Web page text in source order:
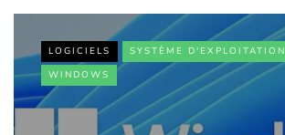
LOGICIELS
SYSTÈME D'EXPLOITATION
WINDOWS